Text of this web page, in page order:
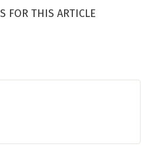
FOR THIS ARTICLE